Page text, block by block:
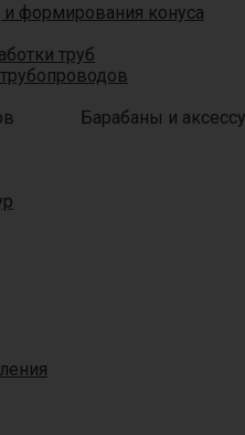
формирования конуса
труб
Барабаны и